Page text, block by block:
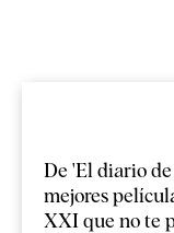
De 'El diario
mejores
XXI que no te